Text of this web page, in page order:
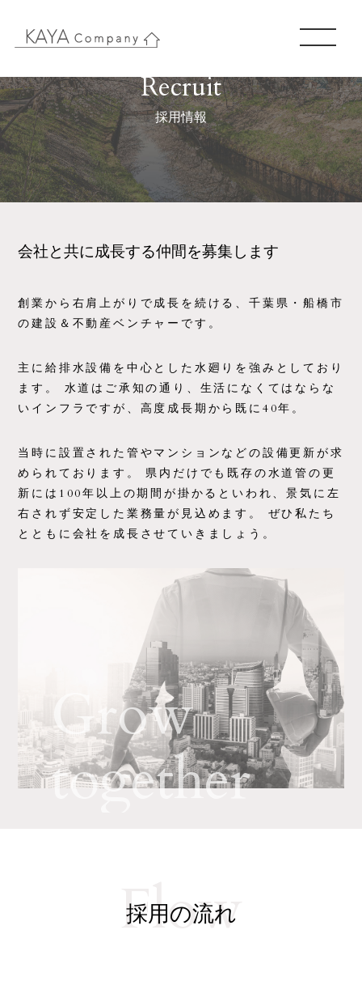
Recruit
採用情報
会社と共に成長する仲間を募集します
創業から右肩上がりで成長を続ける、千葉県・船橋市
の建設＆不動産ベンチャーです。
主に給排水設備を中心とした水廻りを強みとしており
ます。 水道はご承知の通り、生活になくてはならな
いインフラですが、高度成長期から既に40年。
当時に設置された管やマンションなどの設備更新が求
められております。 県内だけでも既存の水道管の更
新には100年以上の期間が掛かるといわれ、景気に左
右されず安定した業務量が見込めます。 ぜひ私たち
とともに会社を成長させていきましょう。
Grow
together
採用の流れ
Flow